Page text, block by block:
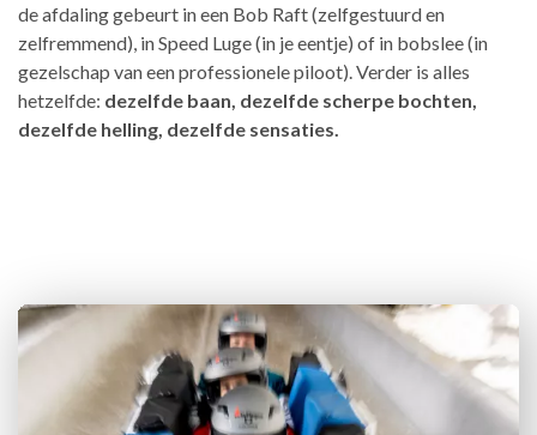
de afdaling gebeurt in een Bob Raft (zelfgestuurd en
zelfremmend), in Speed Luge (in je eentje) of in bobslee (in
gezelschap van een professionele piloot). Verder is alles
hetzelfde: dezelfde baan, dezelfde scherpe bochten,
dezelfde helling, dezelfde sensaties.